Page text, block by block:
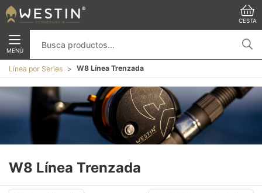
CESTA
MENÚ
Línea por Series W8 Línea Trenzada
W8 Línea Trenzada